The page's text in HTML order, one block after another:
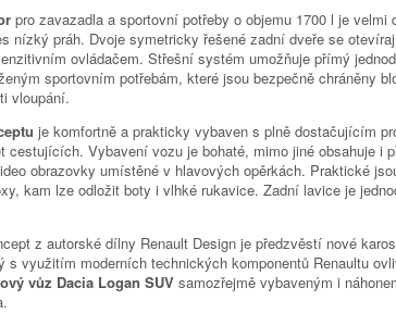
pro zavazadla a sportovní potřeby o objemu 1700 l je velmi
nízký práh. Dvoje symetricky řešené zadní dveře se
ovládačem. Střešní systém umožňuje přímý
sportovním potřebám, které jsou bezpečně chráněny
vloupání.
je komfortně a prakticky vybaven s plně dostačujícím
cestujících. Vybavení vozu je bohaté, mimo jiné obsahuje i
obrazovky umístěné v hlavových opěrkách. Praktické
kam lze odložit boty i vlhké rukavice. Zadní lavice je
z autorské dílny Renault Design je předzvěstí nové
s využitím moderních technických komponentů Renaultu
vůz Dacia Logan SUV samozřejmě vybaveným i